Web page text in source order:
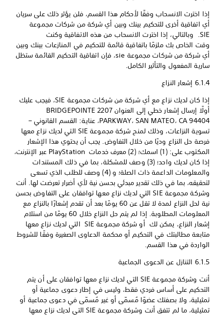
إذا اخترت الانسحاب وفقًا لأحكام هذا القسم، فلن يؤثر ذلك على سريان
أي اتفاقية أخرى للتحكيم بينك وبين أي شركة من شركات مجموعة
SIE. وبالتالي، إذا اخترت الانسحاب من هذه الاتفاقية وكنت
وقت الخاص بك ملزمًا باتفاقية قائمة للتحكيم في المنازعات بينك وبين
أي شركة من شركات مجموعة sie، فإن اتفاقية التحكيم القائمة ستظل
سارية المفعول والتأثير الكامل.
6.1.4 إشعار النزاع
إذا كان لديك نزاع مع أي شركة من شركات مجموعة SIE، فيجب عليك
أولًا إرسال إشعار خطي إلى العنوان 2207 BRIDGEPOINTE
PARKWAY، SAN MATEO، CA 94404، عناية: القسم القانوني –
تسوية النزاعات، وذلك لمنح شركة مجموعة SIE التي لديك نزاع معها
فرصة حل النزاع وديًا من خلال التفاوض. يجب أن يحتوي هذا الإشعار
المكتوب على: (1) اسمك؛ (2) معرف خدمات PlayStation عبر الإنترنت،
إذا كان لديك واحد؛ (3) وصف للمشكلة، بما في ذلك المستندات
والمعلومات الداعمة ذات الصلة؛ و (4) وصف للطلب الذي تسعى
لتحقيقه، بما في ذلك تقدير مبدئي بحسن نية لأي أضرار تعرضت لها. أنت
وشركة مجموعة SIE التي لديك نزاع معها توافقان على التفاوض بحسن
نية لحل النزاع لمدة لا تقل عن 60 يومًا بعد أن تقدم إشعارًا بالنزاع مع
المعلومات المطلوبة. إذا لم يتم حل النزاع خلال 60 يومًا من استلام
إشعار النزاع، يمكن لك أو شركة مجموعة SIE التي لديك نزاع معها
متابعة مطالبتك في التحكيم أو محكمة الدعاوى الصغيرة وفقًا للشروط
الواردة في هذا القسم.
6.1.5 التنازل عن الدعوى الجماعية
أنت وشركة مجموعة SIE التي لديك نزاع معها توافقان على أن يتم
التحكيم على أساس فردي فقط، وليس في إطار دعوى جماعية أو
تمثيلية، ولا بصفتك عضوًا مُسمّى أو غير مُسمّى في دعوى جماعية أو
تمثيلية، ما لم تتفق أنت وشركة مجموعة SIE التي لديك نزاع معها